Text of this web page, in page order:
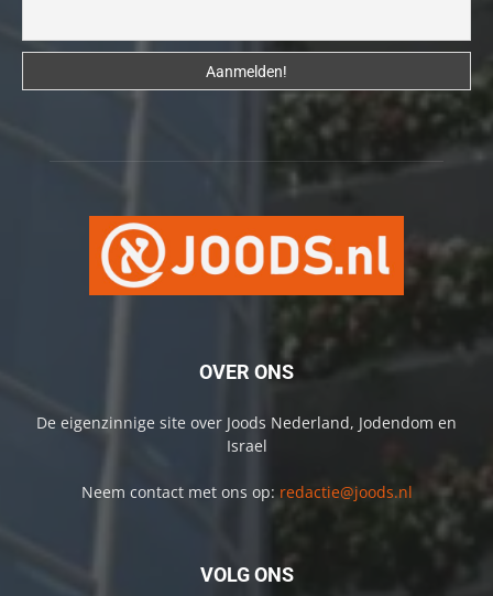
OVER ONS
De eigenzinnige site over Joods Nederland, Jodendom en
Israel
Neem contact met ons op: redactie@joods.nl
VOLG ONS